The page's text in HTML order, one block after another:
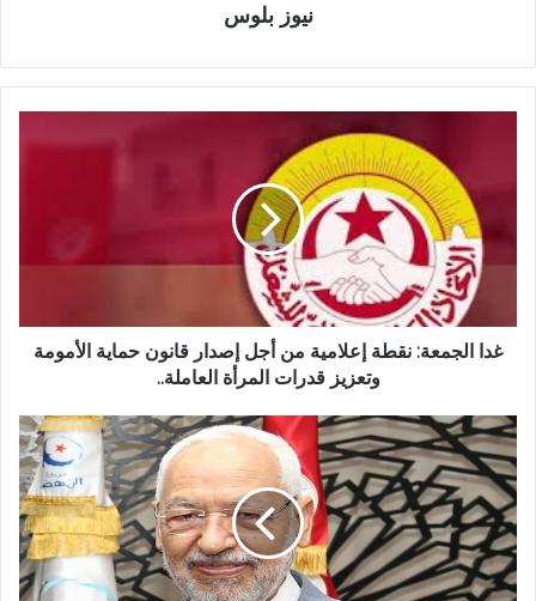
نيوز بلوس
غدا الجمعة: نقطة إعلامية من أجل إصدار قانون حماية الأمومة
وتعزيز قدرات المرأة العاملة..